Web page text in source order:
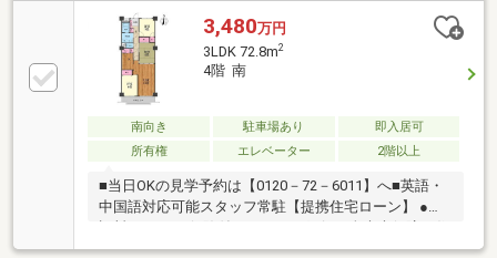
3,480万円
3LDK 72.8m2
4階 南
南向き 駐車場あり
即入居可
所有権
エレベーター 2階以上
■当日OKの見学予約は【0120－72－6011】へ■英語・
中国語対応可能スタッフ常駐【提携住宅ローン】 ●保
信SBIネット銀行 利用可期間40年 変動金利0.575%